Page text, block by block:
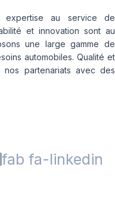
expertise au service de
et innovation sont au
une large gamme de
automobiles. Qualité et
partenariats avec des
fab fa-linkedin